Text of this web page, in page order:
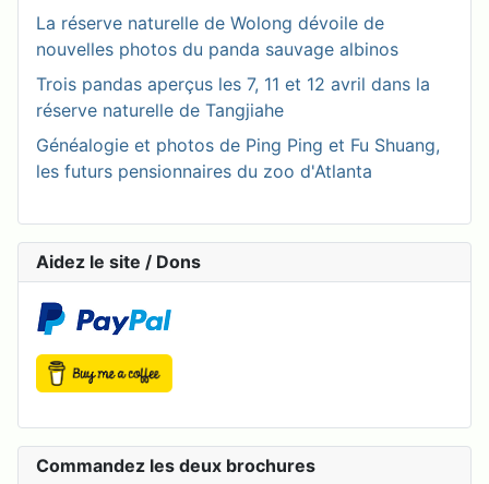
La réserve naturelle de Wolong dévoile de
nouvelles photos du panda sauvage albinos
Trois pandas aperçus les 7, 11 et 12 avril dans la
réserve naturelle de Tangjiahe
Généalogie et photos de Ping Ping et Fu Shuang,
les futurs pensionnaires du zoo d'Atlanta
Aidez le site / Dons
Commandez les deux brochures